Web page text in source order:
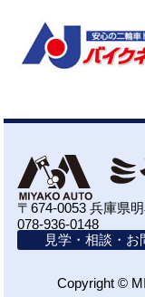
〒674-0053 兵庫県
078-936-0148
見学・相談・お
Copyright ©